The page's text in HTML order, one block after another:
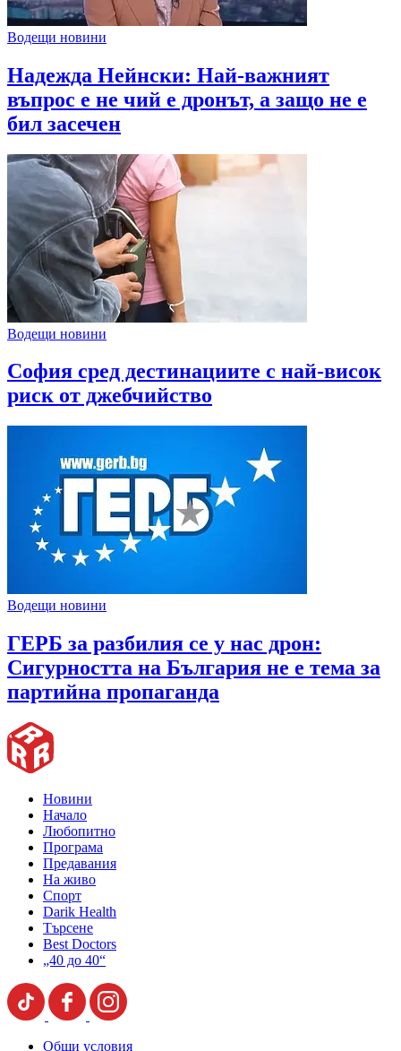
Водещи новини
Надежда Нейнски: Най-важният
въпрос е не чий е дронът, а защо не е
бил засечен
Водещи новини
София сред дестинациите с най-висок
риск от джебчийство
Водещи новини
ГЕРБ за разбилия се у нас дрон:
Сигурността на България не е тема за
партийна пропаганда
Новини
Начало
Любопитно
Програма
Предавания
На живо
Спорт
Darik Health
Търсене
Best Doctors
„40 до 40“
Общи условия